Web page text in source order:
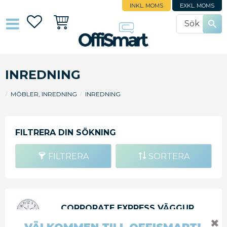
INKL. MOMS EXKL. MOMS
FavoriterKundvagn
INREDNING
MÖBLER, INREDNING INREDNING
FILTRERA SORTERA
CORPORATE EXPRESS VÄGGUR
✖